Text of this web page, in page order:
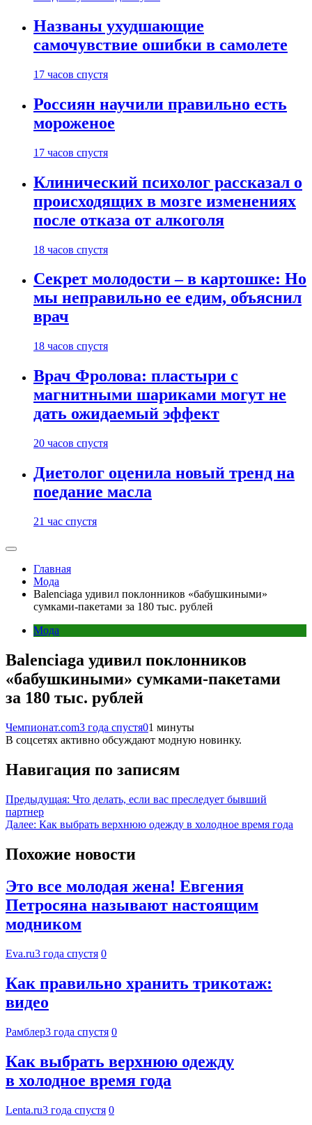
Названы ухудшающие
самочувствие ошибки в самолете
17 часов спустя
Россиян научили правильно есть
мороженое
17 часов спустя
Клинический психолог рассказал о
происходящих в мозге изменениях
после отказа от алкоголя
18 часов спустя
Секрет молодости – в картошке: Но
мы неправильно ее едим, объяснил
врач
18 часов спустя
Врач Фролова: пластыри с
магнитными шариками могут не
дать ожидаемый эффект
20 часов спустя
Диетолог оценила новый тренд на
поедание масла
21 час спустя
Главная
Мода
Balenciaga удивил поклонников «бабушкиными»
сумками-пакетами за 180 тыс. рублей
Мода
Balenciaga удивил поклонников
«бабушкиными» сумками-пакетами
за 180 тыс. рублей
Чемпионат.com3 года спустя01 минуты
В соцсетях активно обсуждают модную новинку.
Навигация по записям
Предыдущая: Что делать, если вас преследует бывший
партнер
Далее: Как выбрать верхнюю одежду в холодное время года
Похожие новости
Это все молодая жена! Евгения
Петросяна называют настоящим
модником
Eva.ru3 года спустя 0
Как правильно хранить трикотаж:
видео
Рамблер3 года спустя 0
Как выбрать верхнюю одежду
в холодное время года
Lenta.ru3 года спустя 0